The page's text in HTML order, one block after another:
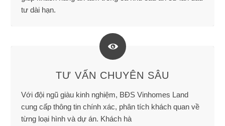
tư dài hạn.
TƯ VẤN CHUYÊN SÂU
Với đội ngũ giàu kinh nghiệm, BĐS Vinhomes Land
cung cấp thông tin chính xác, phân tích khách quan về
từng loại hình và dự án. Khách hà